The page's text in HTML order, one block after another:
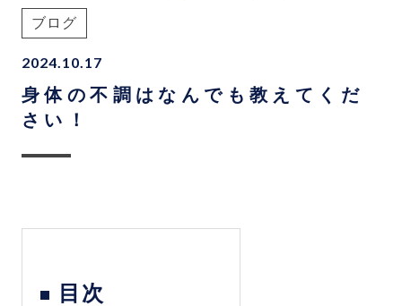
ブログ
2024.10.17
身体の不調はなんでも教えてくだ
さい！
目次